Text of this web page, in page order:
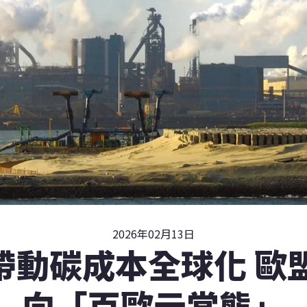
2026年02月13日
動碳成本全球化 歐